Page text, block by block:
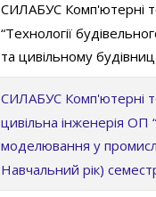
СИЛАБУС Комп'ютернi
“Технології
та цивільному
СИЛАБУС Комп'ютерні
цивільна інженерія ОП
моделювання у
Навчальний рік)